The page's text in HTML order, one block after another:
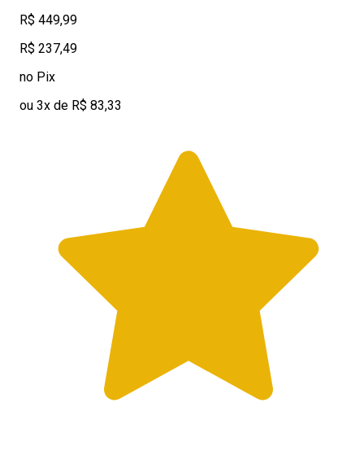
R$ 449,99
R$ 237,49
no Pix
ou 3x de R$ 83,33